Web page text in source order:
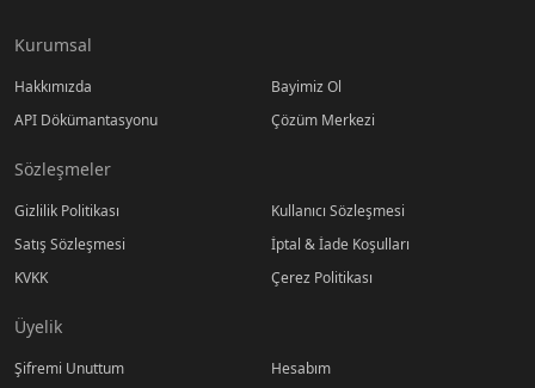
Kurumsal
Hakkımızda
Bayimiz Ol
API Dökümantasyonu
Çözüm Merkezi
Sözleşmeler
Gizlilik Politikası
Kullanıcı Sözleşmesi
Satış Sözleşmesi
İptal & İade Koşulları
KVKK
Çerez Politikası
Üyelik
Şifremi Unuttum
Hesabım